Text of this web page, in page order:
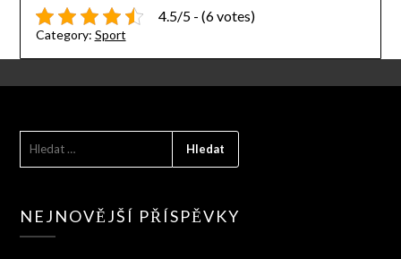
4.5/5 - (6 votes)
Category: Sport
NEJNOVĚJŠÍ PŘÍSPĚVKY